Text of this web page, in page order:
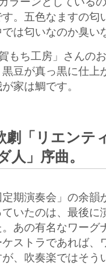
。五色なますの匂
は匂いなのか臭
もち工房」さんの
豆が真っ黒に仕上
家は鯛です。
劇「リエンテ
人」序曲。
期演奏会」の余韻
いたのは、最後に
あの有名なワーグ
ストラであれば、
、吹奏楽ではそう